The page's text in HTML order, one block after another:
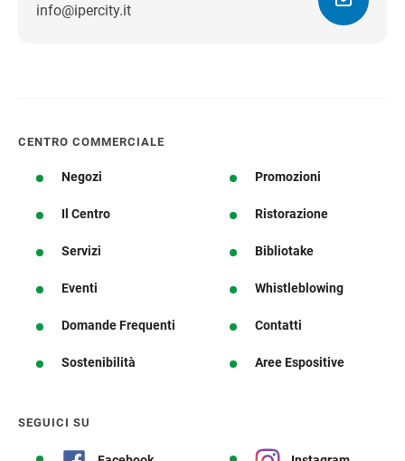
info@ipercity.it
CENTRO COMMERCIALE
Negozi Promozioni
Il Centro Ristorazione
Servizi Bibliotake
Eventi Whistleblowing
Domande Frequenti Contatti
Sostenibilità Aree Espositive
SEGUICI SU